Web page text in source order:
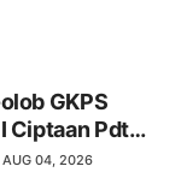
GKPS
Ciptaan Pdt
I Kuria
AUG 04, 2026